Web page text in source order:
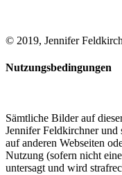
© 2019, Jennifer
Nutzungsbedingungen
Sämtliche Bilder auf
Jennifer Feldkirchner und
auf anderen Webseiten
Nutzung (sofern nicht
untersagt und wird